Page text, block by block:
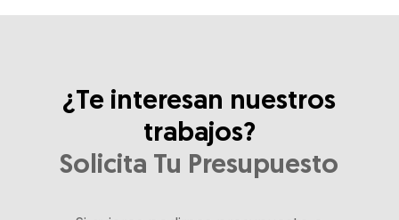
¿Te interesan nuestros
trabajos?
Solicita Tu Presupuesto